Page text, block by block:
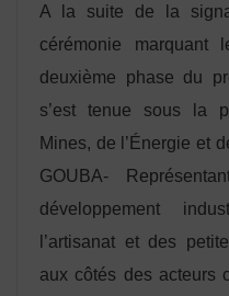
A la suite de la
cérémonie
deuxième phase du
s’est tenue sous la
Mines, de l’Énergie et
GOUBA-
développement
l’artisanat et des
aux côtés des acteurs